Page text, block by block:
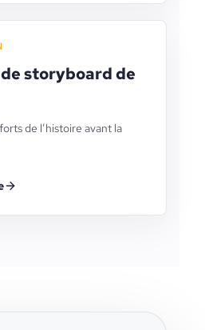
storyboard de
de l’histoire avant la